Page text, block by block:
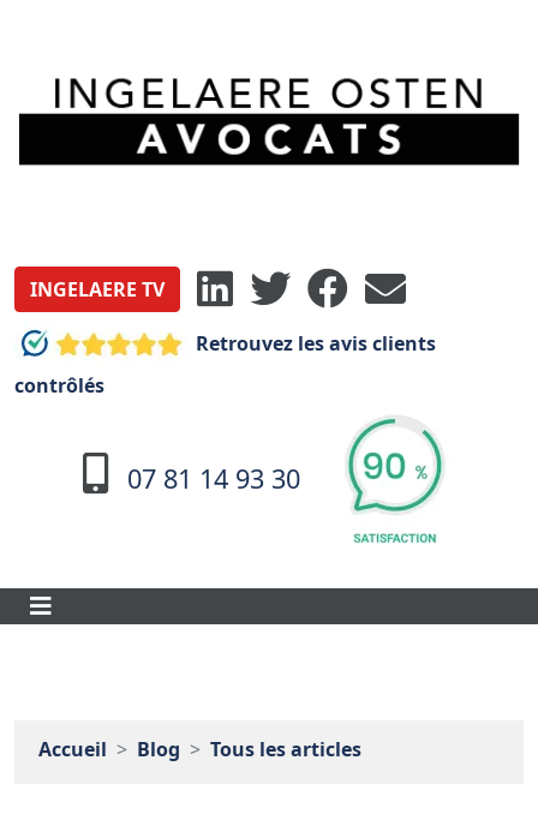
INGELAERE TV
Retrouvez les avis clients
contrôlés
07 81 14 93 30
Accueil Blog Tous les articles